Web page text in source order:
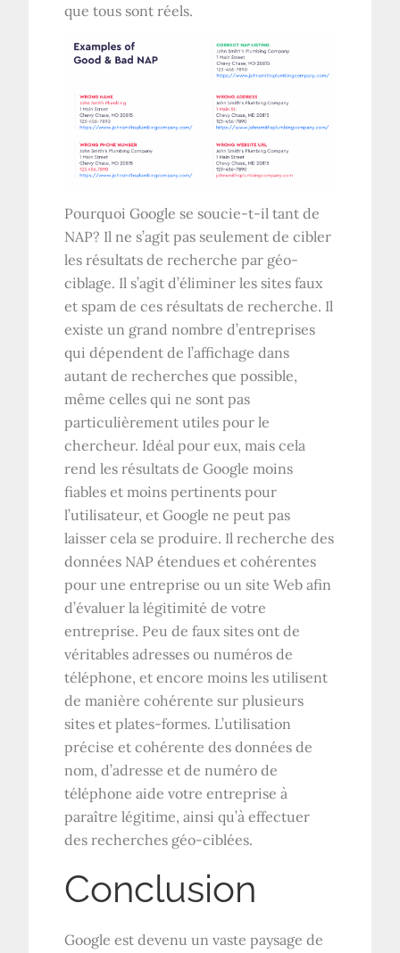
que tous sont réels.
Pourquoi Google se soucie-t-il tant de
NAP? Il ne s’agit pas seulement de cibler
les résultats de recherche par géo-
ciblage. Il s’agit d’éliminer les sites faux
et spam de ces résultats de recherche. Il
existe un grand nombre d’entreprises
qui dépendent de l’affichage dans
autant de recherches que possible,
même celles qui ne sont pas
particulièrement utiles pour le
chercheur. Idéal pour eux, mais cela
rend les résultats de Google moins
fiables et moins pertinents pour
l’utilisateur, et Google ne peut pas
laisser cela se produire. Il recherche des
données NAP étendues et cohérentes
pour une entreprise ou un site Web afin
d’évaluer la légitimité de votre
entreprise. Peu de faux sites ont de
véritables adresses ou numéros de
téléphone, et encore moins les utilisent
de manière cohérente sur plusieurs
sites et plates-formes. L’utilisation
précise et cohérente des données de
nom, d’adresse et de numéro de
téléphone aide votre entreprise à
paraître légitime, ainsi qu’à effectuer
des recherches géo-ciblées.
Conclusion
Google est devenu un vaste paysage de